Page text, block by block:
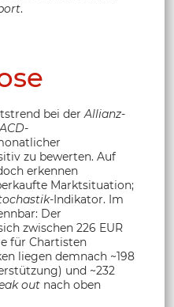
.
bei derAllianz-
-
zu bewerten. Auf
erkennen
Marktsituation;
-Indikator. Im
Der
zwischen 226 EUR
für Chartisten
liegen demnach ~198
und ~232
out nach oben